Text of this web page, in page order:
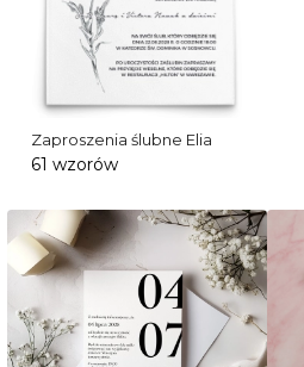
Zaproszenia ślubne Elia
61 wzorów